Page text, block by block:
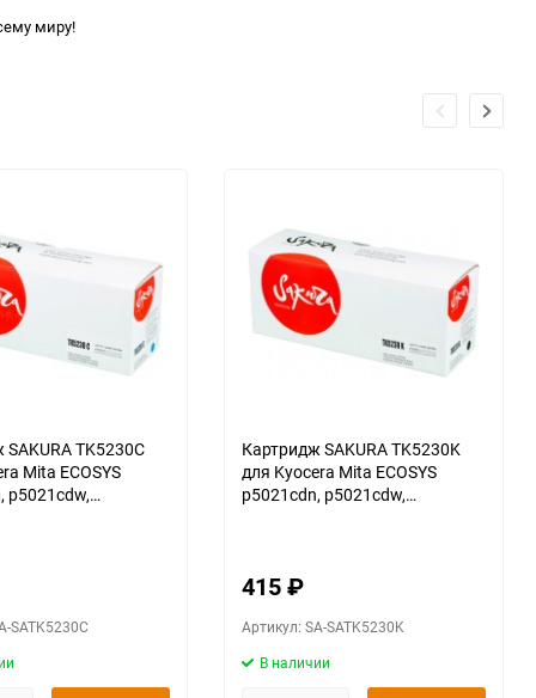
миру!
TK5230C
Mita ECOSYS
p5021cdw,
SATK5230C
Картридж SAKURA TK5230K
для Kyocera Mita ECOSYS
p5021cdn, p5021cdw,
415₽
Артикул: SA-SATK5230K
В наличии